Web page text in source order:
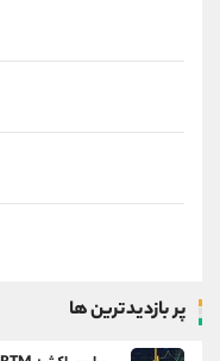
پر بازدیدترین ها